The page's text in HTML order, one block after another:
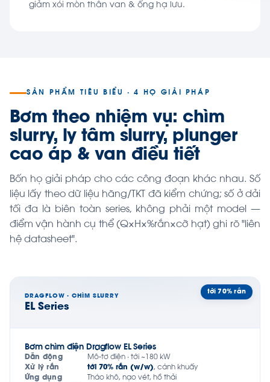
giảm xói mòn thân van & ống hạ lưu.
SẢN PHẨM TIÊU BIỂU · 4 HỌ GIẢI PHÁP
Bơm theo nhiệm vụ: chìm
slurry, ly tâm slurry, plunger
cao áp & van điều tiết
Bốn họ giải pháp cho các công đoạn khác nhau. Số
liệu lấy theo dữ liệu hãng/TKT đã kiểm chứng; số ở dải
tối đa là biên toàn series, không phải một model —
điểm vận hành cụ thể (Q×H×%rắn×cỡ hạt) ghi rõ "liên
hệ datasheet".
tới 70% rắn
DRAGFLOW · CHÌM SLURRY
EL Series
Bơm chìm điện Dragflow EL Series
Dẫn động
Mô-tơ điện · tới ~180 kW
Xử lý rắn
tới 70% rắn (w/w), cánh khuấy
Ứng dụng
Tháo khô, nạo vét, hồ thải